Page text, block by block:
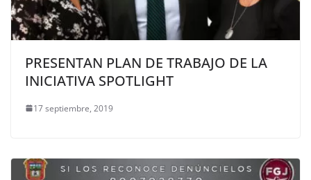
PRESENTAN PLAN DE TRABAJO DE LA
INICIATIVA SPOTLIGHT
17 septiembre, 2019